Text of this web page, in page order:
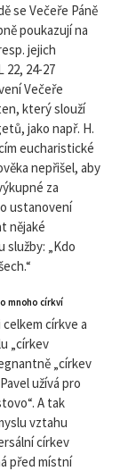
se Večeře Páně
poukazují na
jejich
24-27
Večeře
který slouží
jako např. H.
eucharistické
nepřišel, aby
za
ustanovení
nějaké
služby: „Kdo
mnoho církví
církve a
„církev
„církev
užívá pro
A tak
vztahu
církev
před místní